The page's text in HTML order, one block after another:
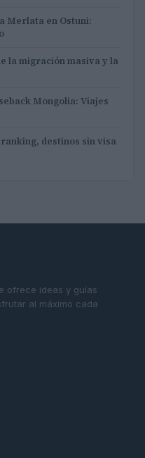
Merlata en Ostuni:
la migración masiva y la
Mongolia: Viajes
destinos sin visa
ofrece ideas y guías
al máximo cada